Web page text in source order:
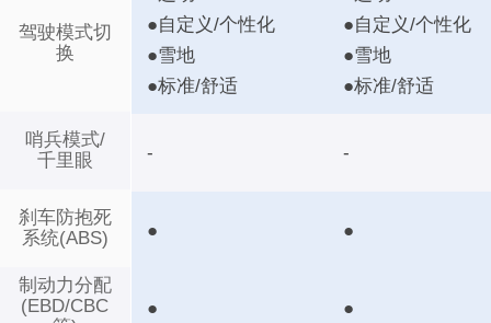
驾驶模式切
换
哨兵模式/
千里眼
刹车防抱死
系统(ABS)
制动力分配
(EBD/CBC
●自定义/个性化
●雪地
●标准/舒适
●自定义/个性化
●雪地
●标准/舒适
- -
● ●
● ●